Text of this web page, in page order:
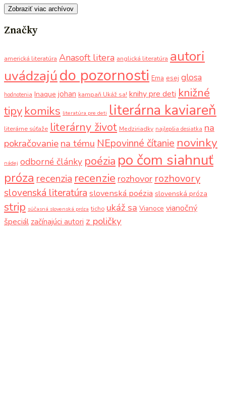
Zobraziť viac archívov
Značky
americká literatúra Anasoft litera anglická literatúra autori
uvádzajúdo pozornosti Ema esej glosa
hodnotenia Inaque johan kampaň Ukáž sa! knihy pre deti knižné
tipy komiks literatúra pre deti literárna kaviareň
literárne súťaže literárny život Medziriadky najlepšia desiatka na
pokračovaniena tému NEpovinné čítanie novinky
nádej odborné články poézia po čom siahnuť
próza recenzia recenzie rozhovor rozhovory
slovenská literatúra slovenská poézia slovenská próza
strip súčasná slovenská próza ticho ukáž sa Vianoce vianočný
špeciál začínajúci autori z poličky